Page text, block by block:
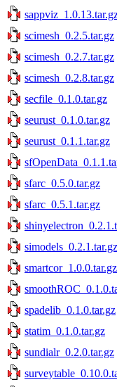
scimesh_0.2.5.tar.gz
scimesh_0.2.7.tar.gz
scimesh_0.2.8.tar.gz
secfile_0.1.0.tar.gz
seurust_0.1.0.tar.gz
seurust_0.1.1.tar.gz
sfarc_0.5.0.tar.gz
sfarc_0.5.1.tar.gz
simodels_0.2.1.tar.gz
smartcor_1.0.0.tar.gz
spadelib_0.1.0.tar.gz
statim_0.1.0.tar.gz
sundialr_0.2.0.tar.gz